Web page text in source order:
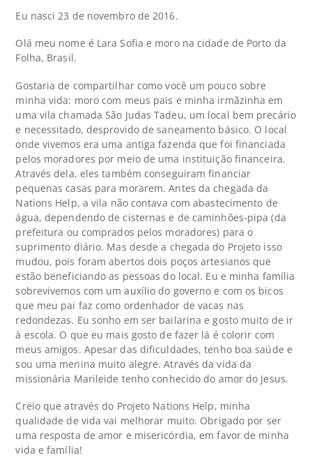
Eu nasci 23 de novembro de 2016.
Olá meu nome é Lara Sofia e moro na cidade de Porto da
Folha, Brasil.
Gostaria de compartilhar como você um pouco sobre
minha vida: moro com meus pais e minha irmãzinha em
uma vila chamada São Judas Tadeu, um local bem precário
e necessitado, desprovido de saneamento básico. O local
onde vivemos era uma antiga fazenda que foi financiada
pelos moradores por meio de uma instituição financeira.
Através dela, eles também conseguiram financiar
pequenas casas para morarem. Antes da chegada da
Nations Help, a vila não contava com abastecimento de
água, dependendo de cisternas e de caminhões-pipa (da
prefeitura ou comprados pelos moradores) para o
suprimento diário. Mas desde a chegada do Projeto isso
mudou, pois foram abertos dois poços artesianos que
estão beneficiando as pessoas do local. Eu e minha família
sobrevivemos com um auxílio do governo e com os bicos
que meu pai faz como ordenhador de vacas nas
redondezas. Eu sonho em ser bailarina e gosto muito de ir
à escola. O que eu mais gosto de fazer lá é colorir com
meus amigos. Apesar das dificuldades, tenho boa saúde e
sou uma menina muito alegre. Através da vida da
missionária Marileide tenho conhecido do amor do Jesus.
Creio que através do Projeto Nations Help, minha
qualidade de vida vai melhorar muito. Obrigado por ser
uma resposta de amor e misericórdia, em favor de minha
vida e família!